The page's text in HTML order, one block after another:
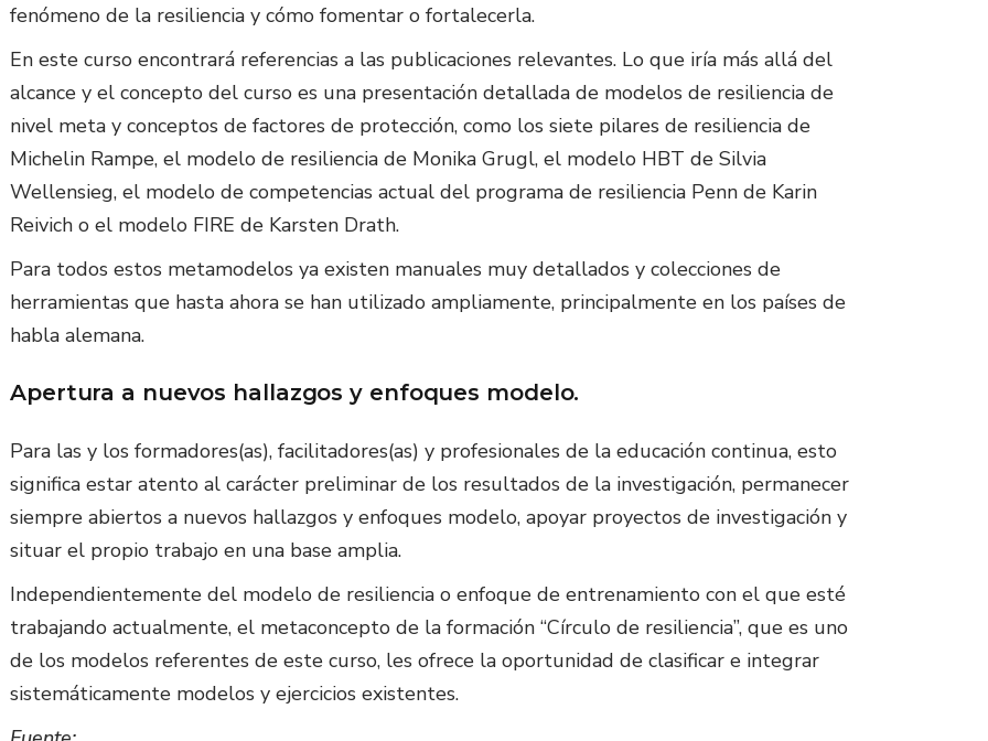
fenómeno de la resiliencia y cómo fomentar o fortalecerla.
En este curso encontrará referencias a las publicaciones relevantes. Lo que iría más allá del
alcance y el concepto del curso es una presentación detallada de modelos de resiliencia de
nivel meta y conceptos de factores de protección, como los siete pilares de resiliencia de
Michelin Rampe, el modelo de resiliencia de Monika Grugl, el modelo HBT de Silvia
Wellensieg, el modelo de competencias actual del programa de resiliencia Penn de Karin
Reivich o el modelo FIRE de Karsten Drath.
Para todos estos metamodelos ya existen manuales muy detallados y colecciones de
herramientas que hasta ahora se han utilizado ampliamente, principalmente en los países de
habla alemana.
Apertura a nuevos hallazgos y enfoques modelo.
Para las y los formadores(as), facilitadores(as) y profesionales de la educación continua, esto
significa estar atento al carácter preliminar de los resultados de la investigación, permanecer
siempre abiertos a nuevos hallazgos y enfoques modelo, apoyar proyectos de investigación y
situar el propio trabajo en una base amplia.
Independientemente del modelo de resiliencia o enfoque de entrenamiento con el que esté
trabajando actualmente, el metaconcepto de la formación “Círculo de resiliencia”, que es uno
de los modelos referentes de este curso, les ofrece la oportunidad de clasificar e integrar
sistemáticamente modelos y ejercicios existentes.